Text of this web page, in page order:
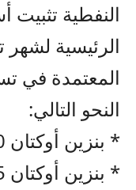
النفطية تثبيت
الرئيسية
المعتمدة في
النحو التالي:
* بنزين أوكتان 90: 1000 فلس/لتر
* بنزين أوكتان 95: 1310 فلس/لتر